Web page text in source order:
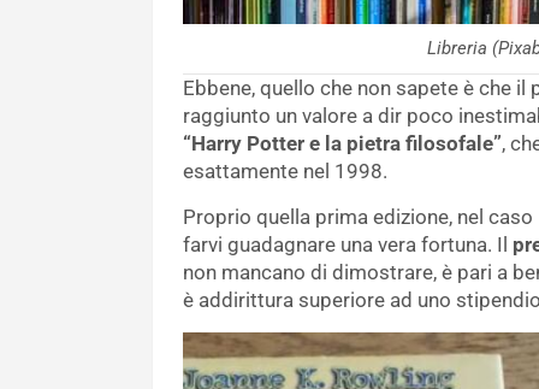
Libreria
Ebbene, quello che non sapete è che
raggiunto un valore a dir poco
“Harry Potter e la pietra filosofale”,
esattamente nel 1998.
Proprio quella prima edizione, nel
farvi guadagnare una vera fortuna. Il
non mancano di dimostrare, è pari a
è addirittura superiore ad uno